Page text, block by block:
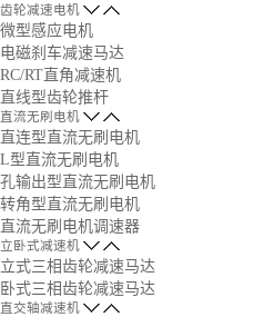
齿轮减速电机
微型感应电机
电磁刹车减速马达
RC/RT直角减速机
直线型齿轮推杆
直流无刷电机
直连型直流无刷电机
L型直流无刷电机
孔输出型直流无刷电机
转角型直流无刷电机
直流无刷电机调速器
立卧式减速机
立式三相齿轮减速马达
卧式三相齿轮减速马达
直交轴减速机